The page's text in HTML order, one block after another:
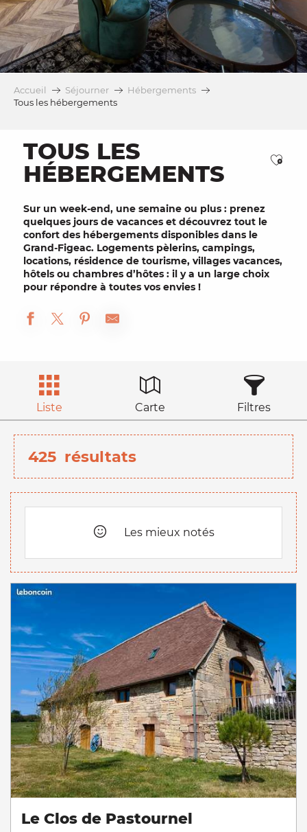
Accueil Séjourner
Hébergements
Tous les hébergements
TOUS LES
HÉBERGEMENTS
Sur un week-end, une semaine ou plus : prenez
quelques jours de vacances et découvrez tout le
confort des hébergements disponibles dans le
Grand-Figeac. Logements pèlerins, campings,
locations, résidence de tourisme, villages vacances,
hôtels ou chambres d’hôtes : il y a un large choix
pour répondre à toutes vos envies !
Liste Carte Filtres
425 résultats
Les mieux notés
Le Clos de Pastournel